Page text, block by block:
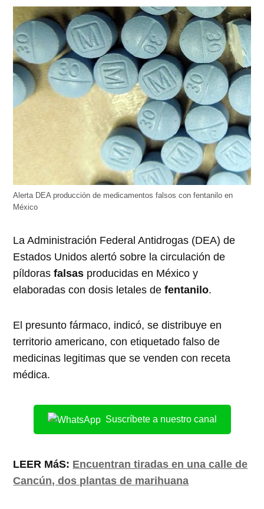
abre
en
una
ventana
nueva)
abre
en
una
ventana
nueva)
abre
en
una
ventana
nueva)
abre
en
una
ventana
nueva)
abre
en
una
ventana
nueva)
Alerta DEA producción de medicamentos falsos con fentanilo en
México
La Administración Federal Antidrogas (DEA) de
Estados Unidos alertó sobre la circulación de
píldorasfalsas producidas en México y
elaboradas con dosis letales defentanilo.
El presunto fármaco, indicó, se distribuye en
territorio americano, con etiquetado falso de
medicinas legitimas que se venden con receta
médica.
Suscríbete a nuestro canal
LEER MáS: Encuentran tiradas en una calle de
Cancún, dos plantas de marihuana